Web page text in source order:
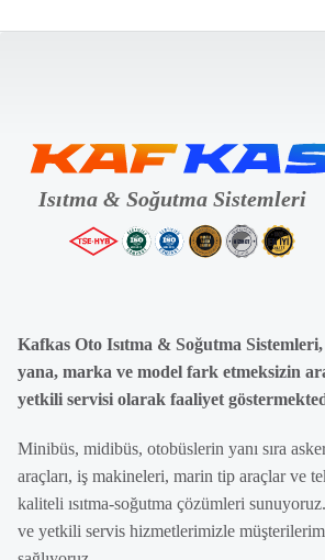
Kafkas Oto Isıtma & Soğutma Sistemleri,
yana, marka ve model fark etmeksizin
yetkili servisi olarak faaliyet
Minibüs, midibüs, otobüslerin yanı sıra
araçları, iş makineleri, marin tip araçlar ve
kaliteli ısıtma-soğutma çözümleri
ve yetkili servis hizmetlerimizle